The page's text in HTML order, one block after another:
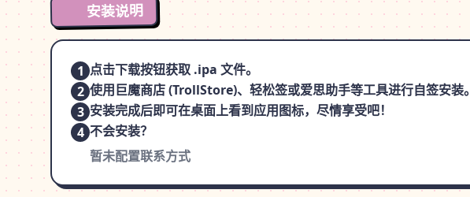
安装说明
1 点击下载按钮获取 .ipa 文件。
2 使用巨魔商店 (TrollStore)、轻松签或爱思助手等工具进行自签安装。
3 安装完成后即可在桌面上看到应用图标，尽情享受吧！
4 不会安装？
暂未配置联系方式